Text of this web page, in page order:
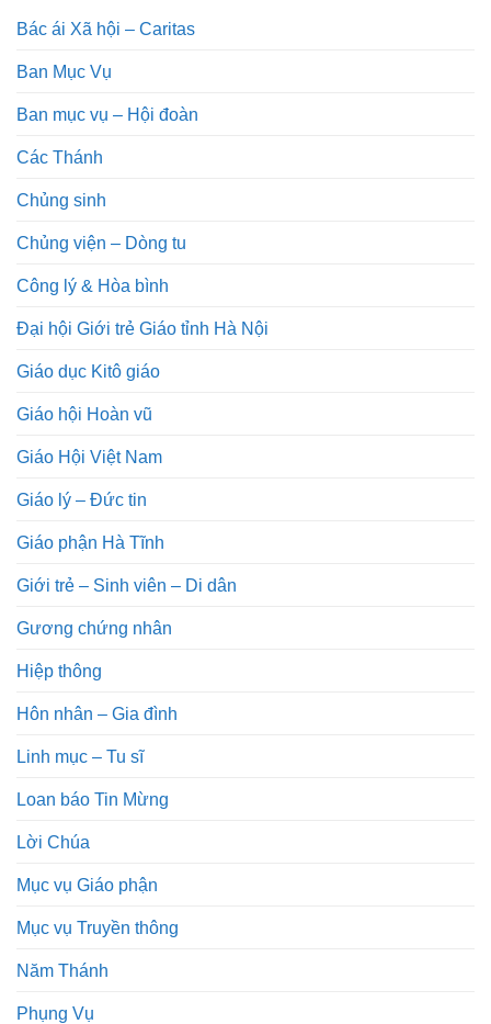
Bác ái Xã hội – Caritas
Ban Mục Vụ
Ban mục vụ – Hội đoàn
Các Thánh
Chủng sinh
Chủng viện – Dòng tu
Công lý & Hòa bình
Đại hội Giới trẻ Giáo tỉnh Hà Nội
Giáo dục Kitô giáo
Giáo hội Hoàn vũ
Giáo Hội Việt Nam
Giáo lý – Đức tin
Giáo phận Hà Tĩnh
Giới trẻ – Sinh viên – Di dân
Gương chứng nhân
Hiệp thông
Hôn nhân – Gia đình
Linh mục – Tu sĩ
Loan báo Tin Mừng
Lời Chúa
Mục vụ Giáo phận
Mục vụ Truyền thông
Năm Thánh
Phụng Vụ